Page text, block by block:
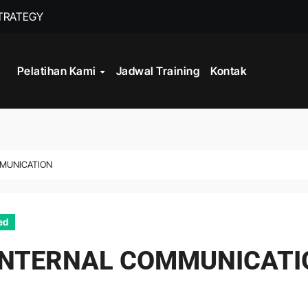
Pelatihan Kami Jadwal Training Kontak